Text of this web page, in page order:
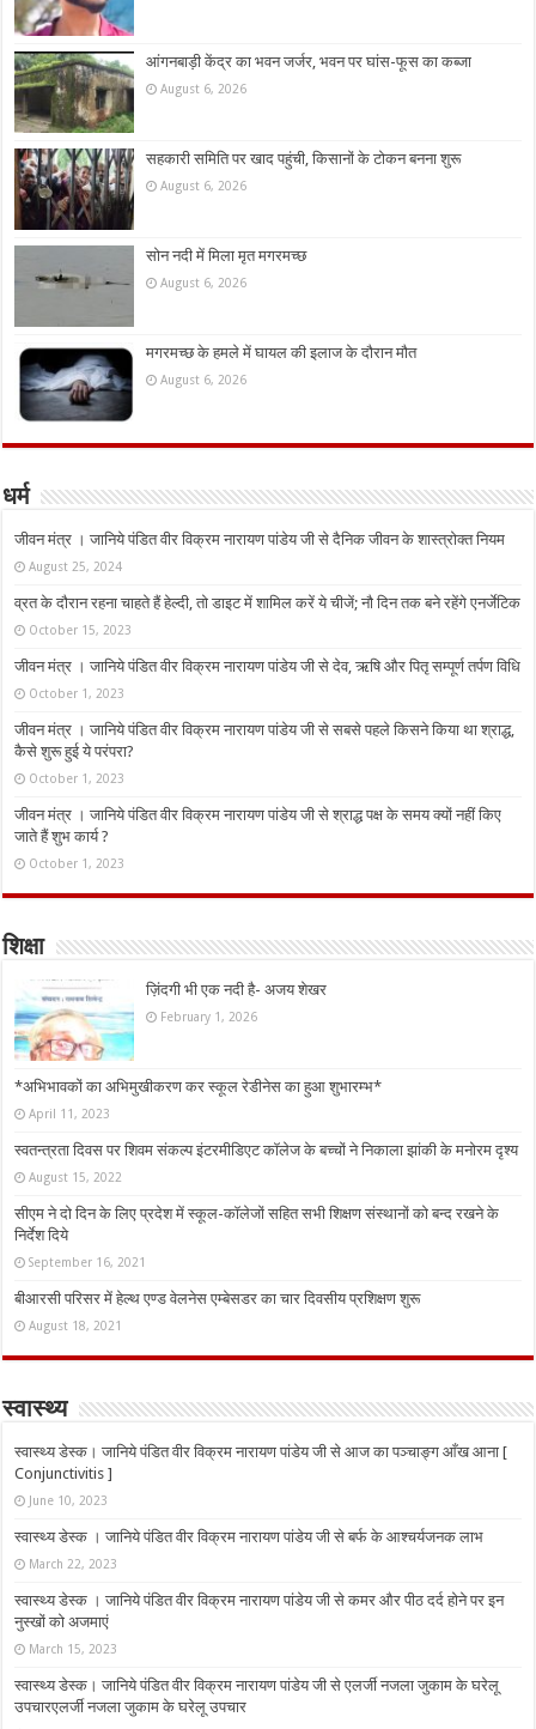
आंगनबाड़ी केंद्र का भवन जर्जर, भवन पर घांस-फूस का कब्जा
August 6, 2026
सहकारी समिति पर खाद पहुंची, किसानों के टोकन बनना शुरू
August 6, 2026
सोन नदी में मिला मृत मगरमच्छ
August 6, 2026
मगरमच्छ के हमले में घायल की इलाज के दौरान मौत
August 6, 2026
धर्म
जीवन मंत्र । जानिये पंडित वीर विक्रम नारायण पांडेय जी से दैनिक जीवन के शास्त्रोक्त नियम
August 25, 2024
व्रत के दौरान रहना चाहते हैं हेल्दी, तो डाइट में शामिल करें ये चीजें; नौ दिन तक बने रहेंगे एनर्जेटिक
October 15, 2023
जीवन मंत्र । जानिये पंडित वीर विक्रम नारायण पांडेय जी से देव, ऋषि और पितृ सम्पूर्ण तर्पण विधि
October 1, 2023
जीवन मंत्र । जानिये पंडित वीर विक्रम नारायण पांडेय जी से सबसे पहले किसने किया था श्राद्ध,
कैसे शुरू हुई ये परंपरा?
October 1, 2023
जीवन मंत्र । जानिये पंडित वीर विक्रम नारायण पांडेय जी से श्राद्ध पक्ष के समय क्यों नहीं किए
जाते हैं शुभ कार्य ?
October 1, 2023
शिक्षा
ज़िंदगी भी एक नदी है- अजय शेखर
February 1, 2026
*अभिभावकों का अभिमुखीकरण कर स्कूल रेडीनेस का हुआ शुभारम्भ*
April 11, 2023
स्वतन्त्रता दिवस पर शिवम संकल्प इंटरमीडिएट कॉलेज के बच्चों ने निकाला झांकी के मनोरम दृश्य
August 15, 2022
सीएम ने दो दिन के लिए प्रदेश में स्कूल-कॉलेजों सहित सभी शिक्षण संस्थानों को बन्द रखने के
निर्देश दिये
September 16, 2021
बीआरसी परिसर में हेल्थ एण्ड वेलनेस एम्बेसडर का चार दिवसीय प्रशिक्षण शुरू
August 18, 2021
स्वास्थ्य
स्वास्थ्य डेस्क। जानिये पंडित वीर विक्रम नारायण पांडेय जी से आज का पञ्चाङ्ग आँख आना [
Conjunctivitis ]
June 10, 2023
स्वास्थ्य डेस्क । जानिये पंडित वीर विक्रम नारायण पांडेय जी से बर्फ के आश्चर्यजनक लाभ
March 22, 2023
स्वास्थ्य डेस्क । जानिये पंडित वीर विक्रम नारायण पांडेय जी से कमर और पीठ दर्द होने पर इन
नुस्‍खों को अजमाएं
March 15, 2023
स्वास्थ्य डेस्क। जानिये पंडित वीर विक्रम नारायण पांडेय जी से एलर्जी नजला जुकाम के घरेलू
उपचारएलर्जी नजला जुकाम के घरेलू उपचार